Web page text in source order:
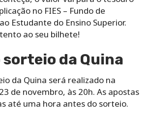
no FIES – Fundo de
Estudante do Ensino Superior.
ao seu bilhete!
da Quina
da Quina será realizado na
de novembro, às 20h. As apostas
até uma hora antes do sorteio.